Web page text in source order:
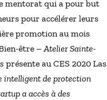
mentorat qui a pour but
pour accélérer leurs
promotion au mois
être –Atelier Sainte-
présente au CES 2020 Las
intelligent de protection
a accès à des